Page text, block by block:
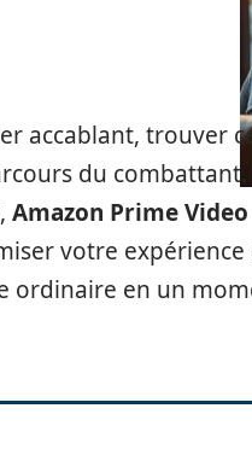
accablant, trouver
du combattant.
, Amazon Prime Video
votre expérience
ordinaire en un